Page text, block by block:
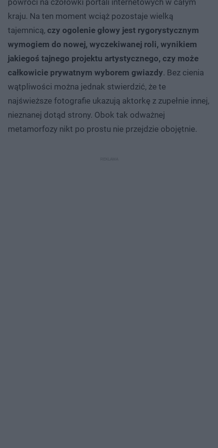
powróci na czołówki portali internetowych w całym
kraju. Na ten moment wciąż pozostaje wielką
tajemnicą, czy ogolenie głowy jest rygorystycznym
wymogiem do nowej, wyczekiwanej roli, wynikiem
jakiegoś tajnego projektu artystycznego, czy może
całkowicie prywatnym wyborem gwiazdy. Bez cienia
wątpliwości można jednak stwierdzić, że te
najświeższe fotografie ukazują aktorkę z zupełnie innej,
nieznanej dotąd strony. Obok tak odważnej
metamorfozy nikt po prostu nie przejdzie obojętnie.